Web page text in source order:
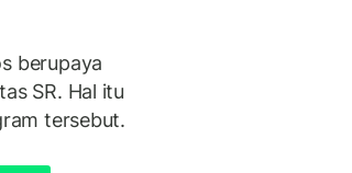
berupaya
SR. Hal itu
tersebut.